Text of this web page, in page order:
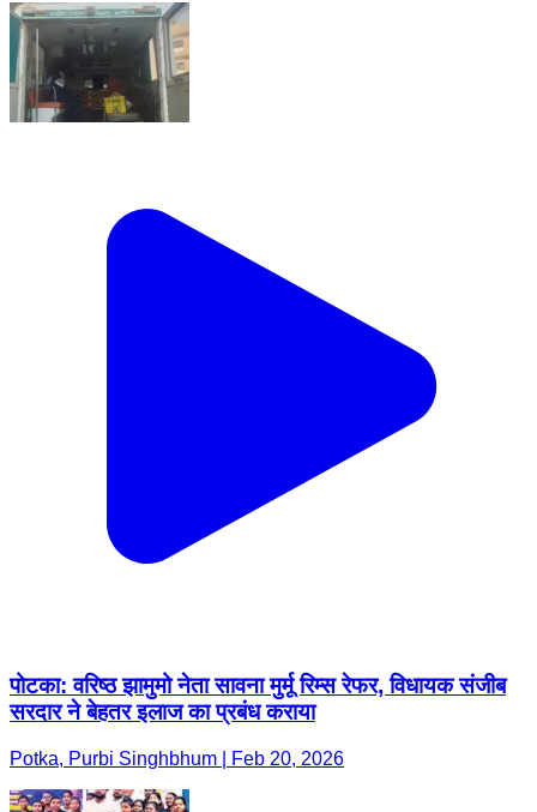
पोटका: वरिष्ठ झामुमो नेता सावना मुर्मू रिम्स रेफर, विधायक संजीब
सरदार ने बेहतर इलाज का प्रबंध कराया
Potka, Purbi Singhbhum | Feb 20, 2026